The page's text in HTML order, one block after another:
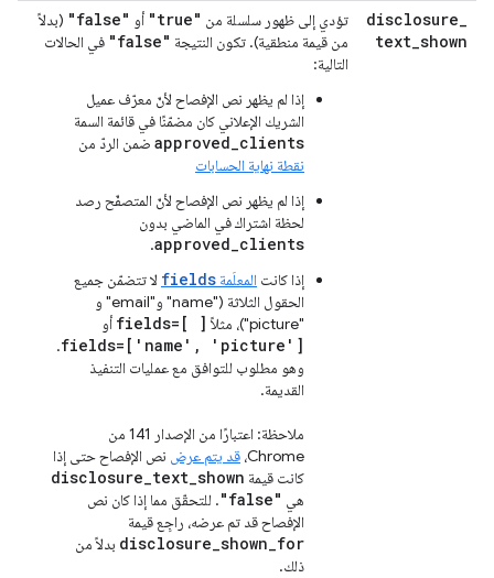
disclosure_
text_shown
تؤدي إلى ظهور سلسلة من "true" أو "false" (بدلاً
من قيمة منطقية). تكون النتيجة "false" في الحالات
التالية:
إذا لم يظهر نص الإفصاح لأنّ معرّف عميل
الشريك الإعلاني كان مضمّنًا في قائمة السمة
approved_clients ضمن الردّ من
نقطة نهاية الحسابات
إذا لم يظهر نص الإفصاح لأنّ المتصفّح رصد
لحظة اشتراك في الماضي بدون
approved_clients
.
إذا كانت المعلَمة fields لا تتضمّن جميع
الحقول الثلاثة ("name" و"email" و
"picture")، مثلاً
fields=[ ] أو
fields=['name', 'picture']
.
وهو مطلوب للتوافق مع عمليات التنفيذ
القديمة.
ملاحظة: اعتبارًا من الإصدار 141 من
Chrome، قد يتم عرض نص الإفصاح حتى إذا
كانت قيمة disclosure_text_shown
هي "false". للتحقّق مما إذا كان نص
الإفصاح قد تم عرضه، راجِع قيمة
disclosure_shown_for بدلاً من
ذلك.